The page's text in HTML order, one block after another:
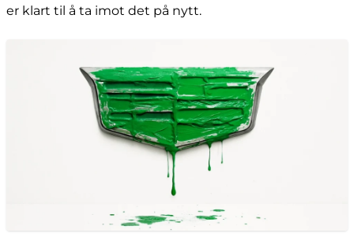
er klart til å ta imot det på nytt.